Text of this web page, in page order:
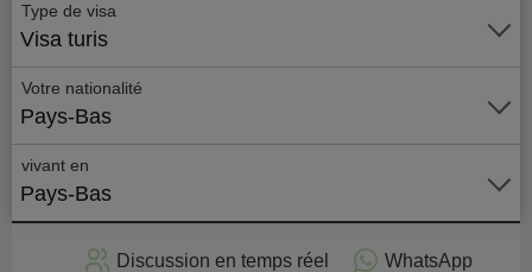
Type de visa
Visa turis
Votre nationalité
Pays-Bas
vivant en
Pays-Bas
Discussion en temps réel WhatsApp